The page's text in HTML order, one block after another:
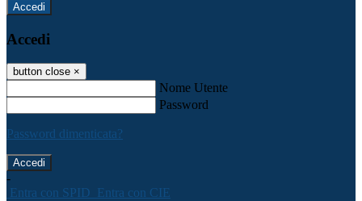
Accedi
Accedi
button close ×
Nome Utente
Password
Password dimenticata?
-
Entra con SPID Entra con CIE